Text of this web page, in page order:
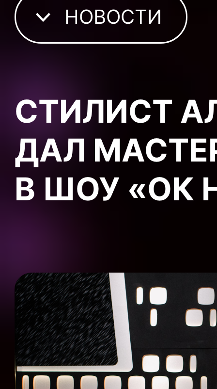
НОВОСТИ
СТИЛИСТ
ДАЛ
В ШОУ «ОК